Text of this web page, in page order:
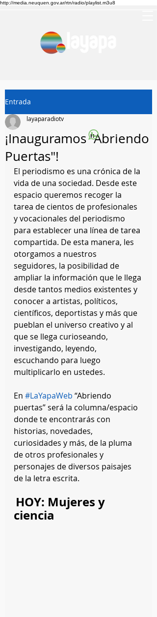
http://media.neuquen.gov.ar/rtn/radio/playlist.m3u8
Entrada
¡Inauguramos "Abriendo
Puertas"!
layaparadiotv
El periodismo es una crónica de la
vida de una sociedad. Desde este
espacio queremos recoger la
tarea de cientos de profesionales
y vocacionales del periodismo
para establecer una línea de tarea
compartida. De esta manera, les
otorgamos a nuestros
seguidores, la posibilidad de
ampliar la información que le llega
desde tantos medios existentes y
conocer a artistas, políticos,
científicos, deportistas y más que
pueblan el universo creativo y al
que se llega curioseando,
investigando, leyendo,
escuchando para luego
multiplicarlo en ustedes.
En #LaYapaWeb “Abriendo
puertas” será la columna/espacio
donde te encontrarás con
historias, novedades,
curiosidades y más, de la pluma
de otros profesionales y
personajes de diversos paisajes
de la letra escrita.
HOY: Mujeres y
ciencia